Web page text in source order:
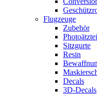
Flugzeuge
Zubehör
Sitzgurte
Resin
Decals
3D-Decals